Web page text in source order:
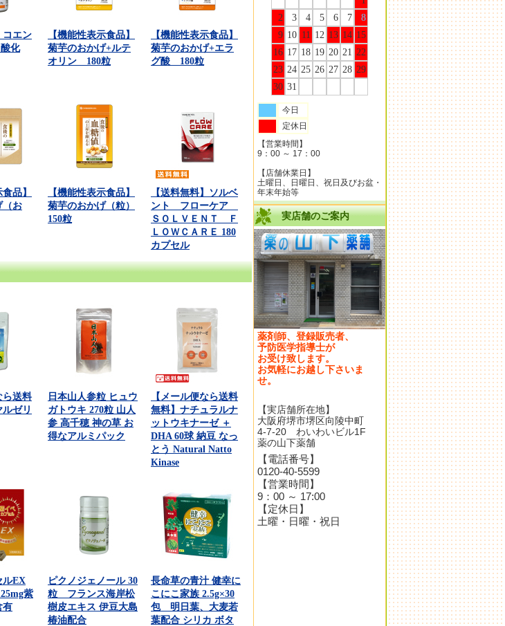
エン
化
【機能性表示食品】
菊芋のおかげ+ルテ
オリン 180粒
【機能性表示食品】
菊芋のおかげ+エラ
グ酸 180粒
品】
（お
【機能性表示食品】
菊芋のおかげ（粒）
150粒
【送料無料】ソルベ
ント フローケア
ＳＯＬＶＥＮＴ Ｆ
ＬＯＷＣＡＲＥ 180
カプセル
ら送料
ゼリ
日本山人参粒 ヒュウ
ガトウキ 270粒 山人
参 高千穂 神の草 お
得なアルミパック
【メール便なら送料
無料】ナチュラルナ
ットウキナーゼ ＋
DHA 60球 納豆 なっ
とう Natural Natto
Kinase
ルEX
紫
有
ピクノジェノール 30
粒 フランス海岸松
樹皮エキス 伊豆大島
椿油配合
長命草の青汁 健幸に
こにこ家族 2.5g×30
包 明日葉、大麦若
葉配合 シリカ ボタ
2
3 4 5 6 7
8
9 10 11 12 13 14 15
16 17 18 19 20 21 22
23 24 25 26 27 28 29
30 31
今日
定休日
【営業時間】
9：00 ～ 17：00
【店舗休業日】
土曜日、日曜日、祝日及びお盆・
年末年始等
実店舗のご案内
薬剤師、登録販売者、
予防医学指導士が
お受け致します。
お気軽にお越し下さいま
せ。
【実店舗所在地】
大阪府堺市堺区向陵中町
4-7-20 わいわいビル1F
薬の山下薬舗
【電話番号】
0120-40-5599
【営業時間】
9：00 ～ 17:00
【定休日】
土曜・日曜・祝日